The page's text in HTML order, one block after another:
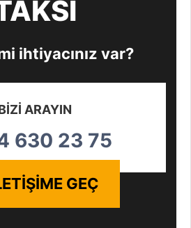
ihtiyacınız var?
ARAYIN
630 23 75
GEÇ